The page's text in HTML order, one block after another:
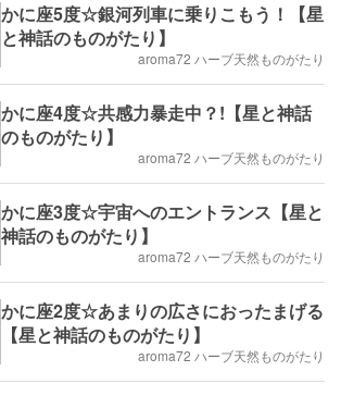
かに座5度☆銀河列車に乗りこもう！【星
と神話のものがたり】
aroma72 ハーブ天然ものがたり
かに座4度☆共感力暴走中？!【星と神話
のものがたり】
aroma72 ハーブ天然ものがたり
かに座3度☆宇宙へのエントランス【星と
神話のものがたり】
aroma72 ハーブ天然ものがたり
かに座2度☆あまりの広さにおったまげる
【星と神話のものがたり】
aroma72 ハーブ天然ものがたり